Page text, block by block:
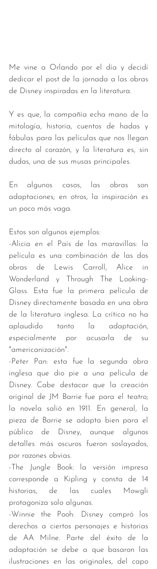
Me vine a Orlando por el día y decidí
dedicar el post de la jornada a las obras
de Disney inspiradas en la literatura.
Y es que, la compañía echa mano de la
mitología, historia, cuentos de hadas y
fábulas para las películas que nos llegan
directo al corazón, y la literatura es, sin
dudas, una de sus musas principales.
En algunos casos, las obras son
adaptaciones; en otros, la inspiración es
un poco más vaga.
Estos son algunos ejemplos:
-Alicia en el País de las maravillas: la
película es una combinación de las dos
obras de Lewis Carroll, Alice in
Wonderland y Through The Looking-
Glass. Esta fue la primera película de
Disney directamente basada en una obra
de la literatura inglesa. La crítica no ha
aplaudido tanto la adaptación,
especialmente por acusarla de su
"americanización".
-Peter Pan: esta fue la segunda obra
inglesa que dio pie a una película de
Disney. Cabe destacar que la creación
original de JM Barrie fue para el teatro;
la novela salió en 1911. En general, la
pieza de Barrie se adapta bien para el
público de Disney, aunque algunos
detalles más oscuros fueron soslayados,
por razones obvias.
-The Jungle Book: la versión impresa
corresponde a Kipling y consta de 14
historias, de las cuales Mowgli
protagoniza solo algunas.
-Winnie the Pooh: Disney compró los
derechos a ciertos personajes e historias
de AA Milne. Parte del éxito de la
adaptación se debe a que basaron las
ilustraciones en las originales, del capo